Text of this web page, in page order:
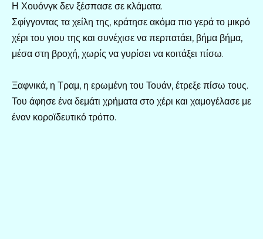
Η Χουόνγκ δεν ξέσπασε σε κλάματα.
Σφίγγοντας τα χείλη της, κράτησε ακόμα πιο γερά το μικρό
χέρι του γιου της και συνέχισε να περπατάει, βήμα βήμα,
μέσα στη βροχή, χωρίς να γυρίσει να κοιτάξει πίσω.
Ξαφνικά, η Τραμ, η ερωμένη του Τουάν, έτρεξε πίσω τους.
Του άφησε ένα δεμάτι χρήματα στο χέρι και χαμογέλασε με
έναν κοροϊδευτικό τρόπο.